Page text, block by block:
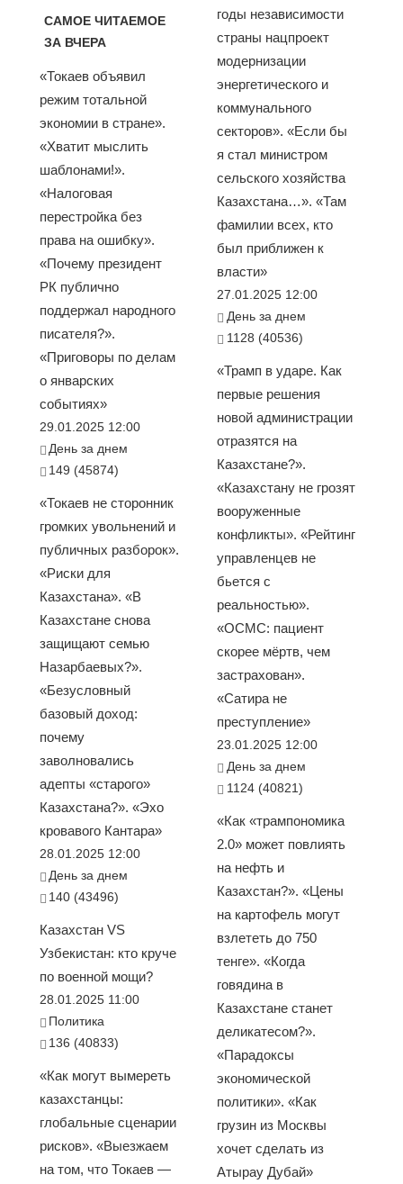
САМОЕ ЧИТАЕМОЕ
ЗА ВЧЕРА
«Токаев объявил
режим тотальной
экономии в стране».
«Хватит мыслить
шаблонами!».
«Налоговая
перестройка без
права на ошибку».
«Почему президент
РК публично
поддержал народного
писателя?».
«Приговоры по делам
о январских
событиях»
29.01.2025 12:00
День за днем
149 (45874)
«Токаев не сторонник
громких увольнений и
публичных разборок».
«Риски для
Казахстана». «В
Казахстане снова
защищают семью
Назарбаевых?».
«Безусловный
базовый доход:
почему
заволновались
адепты «старого»
Казахстана?». «Эхо
кровавого Кантара»
28.01.2025 12:00
День за днем
140 (43496)
Казахстан VS
Узбекистан: кто круче
по военной мощи?
28.01.2025 11:00
Политика
136 (40833)
«Как могут вымереть
казахстанцы:
глобальные сценарии
рисков». «Выезжаем
на том, что Токаев —
годы независимости
страны нацпроект
модернизации
энергетического и
коммунального
секторов». «Если бы
я стал министром
сельского хозяйства
Казахстана…». «Там
фамилии всех, кто
был приближен к
власти»
27.01.2025 12:00
День за днем
1128 (40536)
«Трамп в ударе. Как
первые решения
новой администрации
отразятся на
Казахстане?».
«Казахстану не грозят
вооруженные
конфликты». «Рейтинг
управленцев не
бьется с
реальностью».
«ОСМС: пациент
скорее мёртв, чем
застрахован».
«Сатира не
преступление»
23.01.2025 12:00
День за днем
1124 (40821)
«Как «трампономика
2.0» может повлиять
на нефть и
Казахстан?». «Цены
на картофель могут
взлететь до 750
тенге». «Когда
говядина в
Казахстане станет
деликатесом?».
«Парадоксы
экономической
политики». «Как
грузин из Москвы
хочет сделать из
Атырау Дубай»